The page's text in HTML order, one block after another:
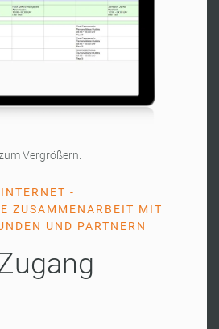
Vergrößern.
-
ZUSAMMENARBEIT MIT
UND PARTNERN